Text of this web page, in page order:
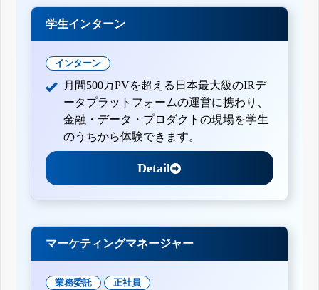
学生インターン
インターン
月間500万PVを超える日本最大級のIRデ
ータプラットフォームの運営に携わり、
金融・データ・プロダクトの現場を学生
のうちから体験できます。
Detail
マーケティングマネージャー
業務委託 正社員